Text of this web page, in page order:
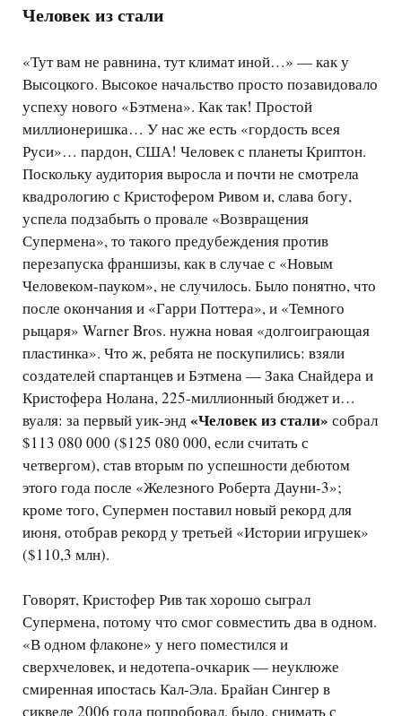
Человек из стали
«Тут вам не равнина, тут климат иной…» — как у
Высоцкого. Высокое начальство просто позавидовало
успеху нового «Бэтмена». Как так! Простой
миллионеришка… У нас же есть «гордость всея
Руси»… пардон, США! Человек с планеты Криптон.
Поскольку аудитория выросла и почти не смотрела
квадрологию с Кристофером Ривом и, слава богу,
успела подзабыть о провале «Возвращения
Супермена», то такого предубеждения против
перезапуска франшизы, как в случае с «Новым
Человеком-пауком», не случилось. Было понятно, что
после окончания и «Гарри Поттера», и «Темного
рыцаря» Warner Bros. нужна новая «долгоиграющая
пластинка». Что ж, ребята не поскупились: взяли
создателей спартанцев и Бэтмена — Зака Снайдера и
Кристофера Нолана, 225-миллионный бюджет и…
вуаля: за первый уик-энд«Человек из стали» собрал
$113 080 000 ($125 080 000, если считать с
четвергом), став вторым по успешности дебютом
этого года после «Железного Роберта Дауни-3»;
кроме того, Супермен поставил новый рекорд для
июня, отобрав рекорд у третьей «Истории игрушек»
($110,3 млн).
Говорят, Кристофер Рив так хорошо сыграл
Супермена, потому что смог совместить два в одном.
«В одном флаконе» у него поместился и
сверхчеловек, и недотепа-очкарик — неуклюже
смиренная ипостась Кал-Эла. Брайан Сингер в
сиквеле 2006 года попробовал, было, снимать с